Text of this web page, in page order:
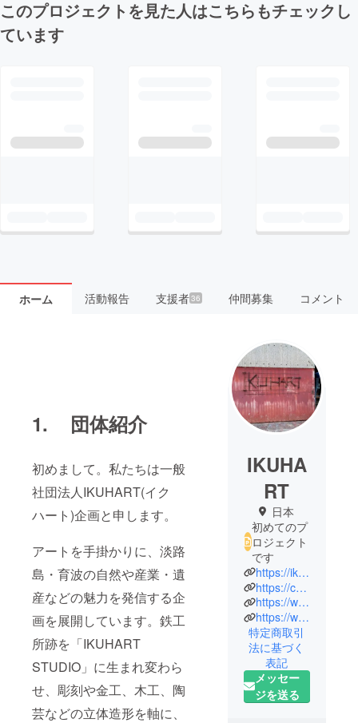
このプロジェクトを見た人はこちらもチェックし
ています
ホーム 活動報告 支援者36 仲間募集 コメント
1. 団体紹介
初めまして。私たちは一般
社団法人IKUHART(イク
ハート)企画と申します。
アートを手掛かりに、淡路
島・育波の自然や産業・遺
産などの魅力を発信する企
画を展開しています。鉄工
所跡を「IKUHART
STUDIO」に生まれ変わら
せ、彫刻や金工、木工、陶
芸などの立体造形を軸に、
IKUHA
RT
日本
初めてのプ
ロジェクト
です
https://ikuhart-kikaku.jimdosite.com/
https://cap-kobe.com/
https://www.facebook.com/IKUHARTKIKAKU
https://www.facebook.com/JUN-TAMBA-1942949085946325
特定商取引
法に基づく
表記
メッセー
ジを送る